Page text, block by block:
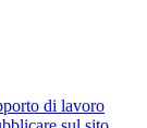
di lavoro